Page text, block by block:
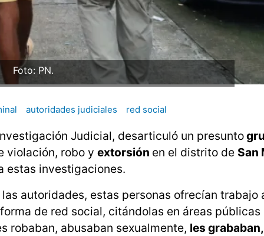
Foto: PN.
autoridades judiciales red social
Judicial, desarticuló un presunto
violación, robo y extorsión en el distrito de San
estas investigaciones.
autoridades, estas personas ofrecían trabajo
de red social, citándolas en áreas públicas
robaban, abusaban sexualmente, les